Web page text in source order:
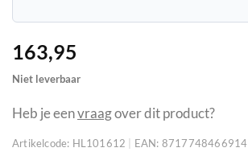
163,95
Niet leverbaar
Heb je eenvraagover dit product?
Artikelcode: HL101612 EAN: 8717748466914